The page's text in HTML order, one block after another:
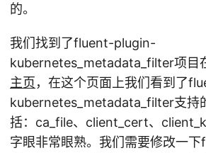
的。
我们找到了fluent-plugin-
kubernetes_metadata_filter项目
主页，在这个页面上我们看到了
kubernetes_metadata_filter支持
括：ca_file、client_cert、
字眼非常眼熟。我们需要修改一